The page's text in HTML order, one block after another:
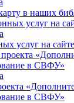
в наших
услуг на
в СВФУ»